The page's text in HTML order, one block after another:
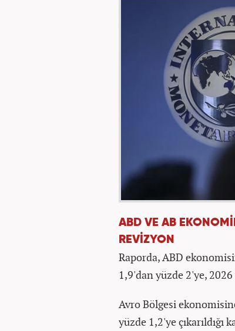
ABD VE AB
REVİZYON
Raporda, ABD
1,9'dan yüzde 2'ye, 2026
Avro Bölgesi
yüzde 1,2'ye